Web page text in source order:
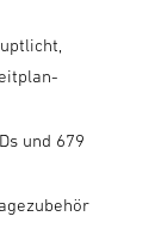
und 679